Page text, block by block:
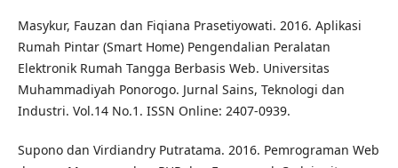
Masykur, Fauzan dan Fiqiana Prasetiyowati. 2016. Aplikasi
Rumah Pintar (Smart Home) Pengendalian Peralatan
Elektronik Rumah Tangga Berbasis Web. Universitas
Muhammadiyah Ponorogo. Jurnal Sains, Teknologi dan
Industri. Vol.14 No.1. ISSN Online: 2407-0939.
Supono dan Virdiandry Putratama. 2016. Pemrograman Web